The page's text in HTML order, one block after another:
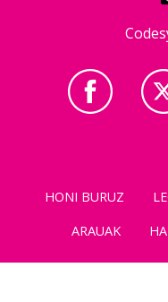
HONI BURUZ
ARAUAK